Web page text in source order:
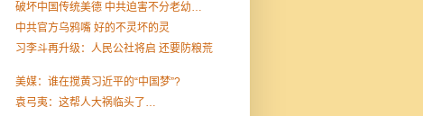
破坏中国传统美德 中共迫害不分老幼…
中共官方乌鸦嘴 好的不灵坏的灵
习李斗再升级：人民公社将启 还要防粮荒
美媒：谁在搅黄习近平的“中国梦”?
袁弓夷：这帮人大祸临头了…